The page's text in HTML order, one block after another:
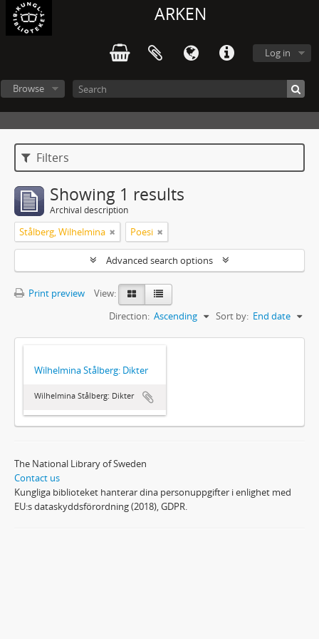
ARKEN
Log in
Browse
Filters
Showing 1 results
Archival description
Stålberg, Wilhelmina Poesi
Advanced search options
Print preview
View:
Sort by: End date
Direction: Ascending
Wilhelmina Stålberg: Dikter
Wilhelmina Stålberg: Dikter
The National Library of Sweden
Contact us
Kungliga biblioteket hanterar dina personuppgifter i enlighet med
EU:s dataskyddsförordning (2018), GDPR.